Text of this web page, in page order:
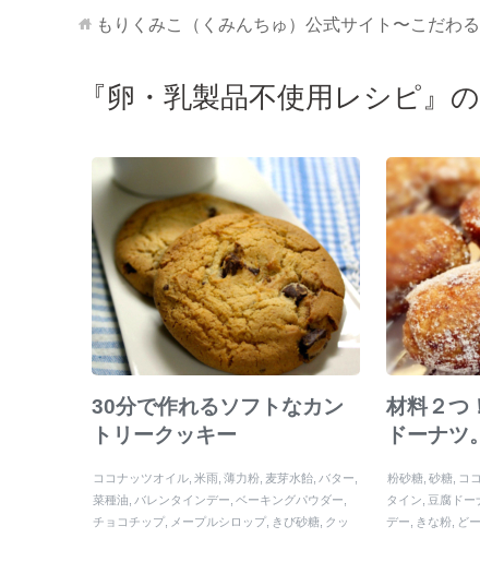
もりくみこ（くみんちゅ）公式サイト〜こだわ
『卵・乳製品不使用レシピ』
30分で作れるソフトなカン
トリークッキー
ココナッツオイル 米雨 薄力粉 麦芽水飴 バター
菜種油 バレンタインデー ベーキングパウダー
チョコチップ
メープルシロップ きび砂糖 クッ
材料２つ
ドーナツ。
粉砂糖 砂糖 コ
タイン
豆腐ドー
デー
きな粉 ど